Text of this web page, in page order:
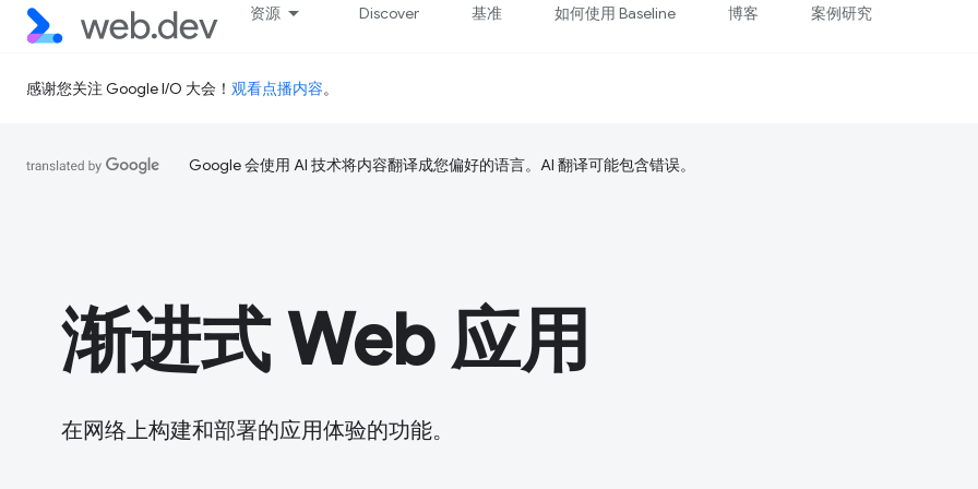
资源 Discover 基准 如何使用 Baseline 博客 案例研究
感谢您关注 Google I/O 大会！ 观看点播内容。
Google 会使用 AI 技术将内容翻译成您偏好的语言。AI 翻译可能包含错误。
渐进式 Web 应用
在网络上构建和部署的应用体验的功能。